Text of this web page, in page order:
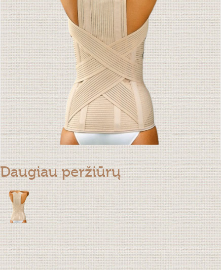
Daugiau peržiūrų